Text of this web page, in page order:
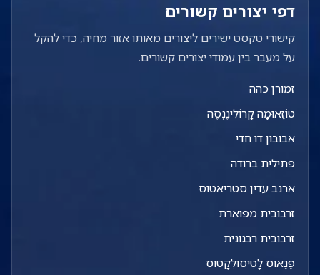
דפי יצורים קשורים
קישורי טקסט ישירים ליצורים מאותו אזור מחיה, כדי להקל
על מעבר בין עמודי יצורים קשורים.
זמורן כהה
טוֹזֵאוּמָה קָרוֹלִינֶנְסֶה
אבובון דו חדי
פתילית ברודה
ארנב עדין סטריאטוס
זרבובית מפוארת
זרבובית רבגונית
פֶּנֵאוּס לָטִיסוּלְקָטוּס